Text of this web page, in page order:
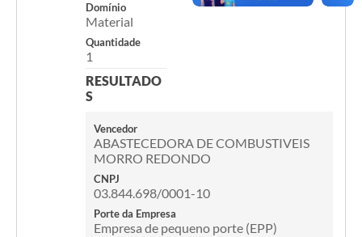
Galeria de VídeosDomínio
Material
Quantidade
1
RESULTADO
S
Vencedor
ABASTECEDORA DE COMBUSTIVEIS
MORRO REDONDO
CNPJ
03.844.698/0001-10
Porte da Empresa
Empresa de pequeno porte (EPP)